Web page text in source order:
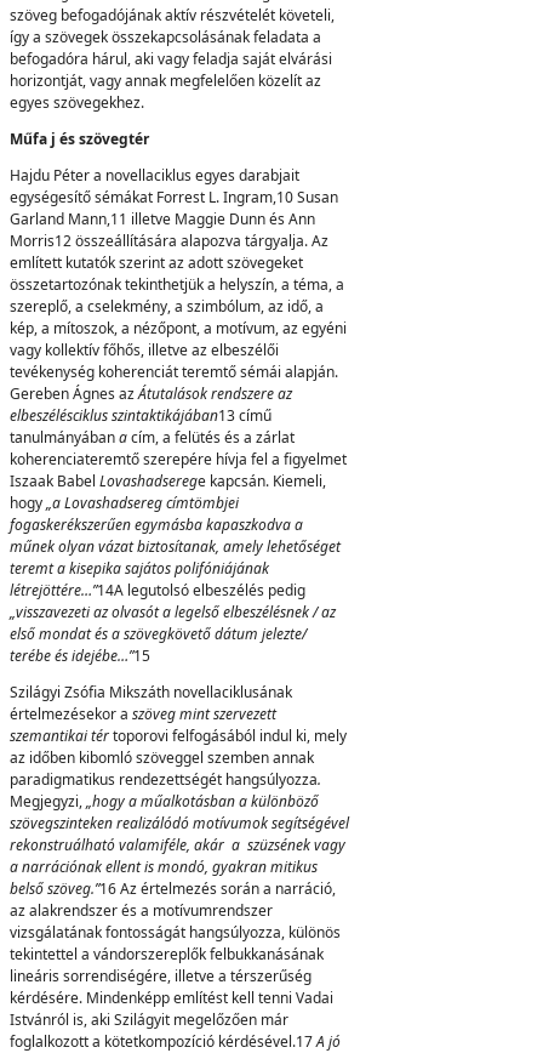
szöveg befogadójának aktív részvételét követeli,
így a szövegek összekapcsolásának feladata a
befogadóra hárul, aki vagy feladja saját elvárási
horizontját, vagy annak megfelelően közelít az
egyes szövegekhez.
Műfa j és szövegtér
Hajdu Péter a novellaciklus egyes darabjait
egységesítő sémákat Forrest L. Ingram,10 Susan
Garland Mann,11 illetve Maggie Dunn és Ann
Morris12 összeállítására alapozva tárgyalja. Az
említett kutatók szerint az adott szövegeket
összetartozónak tekinthetjük a helyszín, a téma, a
szereplő, a cselekmény, a szimbólum, az idő, a
kép, a mítoszok, a nézőpont, a motívum, az egyéni
vagy kollektív főhős, illetve az elbeszélői
tevékenység koherenciát teremtő sémái alapján.
Gereben Ágnes azÁtutalások rendszere az
elbeszélésciklus szintaktikájában13 című
tanulmányábanacím, a felütés és a zárlat
koherenciateremtő szerepére hívja fel a figyelmet
Iszaak Babel Lovashadserege kapcsán. Kiemeli,
hogy„a Lovashadsereg címtömbjei
fogaskerékszerűen egymásba kapaszkodva a
műnek olyan vázat biztosítanak, amely lehetőséget
teremt a kisepika sajátos polifóniájának
létrejöttére…”14A legutolsó elbeszélés pedig
„visszavezeti az olvasót a legelső elbeszélésnek / az
első mondat és a szövegkövető dátum jelezte/
terébe és idejébe…”15
Szilágyi Zsófia Mikszáth novellaciklusának
értelmezésekor a szöveg mint szervezett
szemantikai tértoporovi felfogásából indul ki, mely
az időben kibomló szöveggel szemben annak
paradigmatikus rendezettségét hangsúlyozza.
Megjegyzi,„hogya műalkotásban a különböző
szövegszinteken realizálódó motívumok segítségével
rekonstruálható valamiféle, akár a szüzsének vagy
a narrációnak ellent is mondó, gyakran mitikus
belső szöveg.”16 Az értelmezés során a narráció,
az alakrendszer és a motívumrendszer
vizsgálatának fontosságát hangsúlyozza, különös
tekintettel a vándorszereplők felbukkanásának
lineáris sorrendiségére, illetve a térszerűség
kérdésére. Mindenképp említést kell tenni Vadai
Istvánról is, aki Szilágyit megelőzően már
foglalkozott a kötetkompozíció kérdésével.17A jó